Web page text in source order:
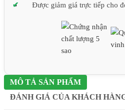
Được giảm giá trực tiếp cho
MÔ TẢ SẢN PHẨM
ĐÁNH GIÁ CỦA KHÁCH